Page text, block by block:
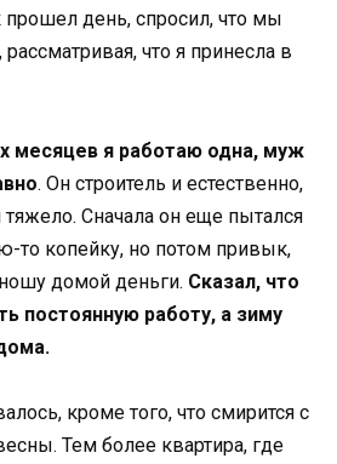
прошел день, спросил, что мы
что я принесла в
месяцев я работаю одна, муж
. Он строитель и естественно,
тяжело. Сначала он еще пытался
то копейку, но потом привык,
домой деньги. Сказал, что
постоянную работу, а зиму
кроме того, что смирится с
Тем более квартира, где